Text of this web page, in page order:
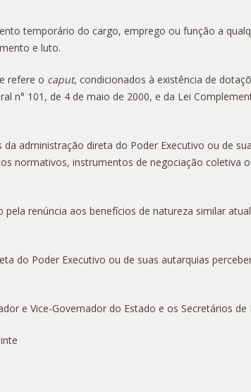
temporário do cargo, emprego ou função a
e luto.
refere o caput, condicionados à existência de
n° 101, de 4 de maio de 2000, e da Lei
administração direta do Poder Executivo ou de
normativos, instrumentos de negociação coletiva
renúncia aos benefícios de natureza similar
do Poder Executivo ou de suas autarquias
e Vice-Governador do Estado e os Secretários de